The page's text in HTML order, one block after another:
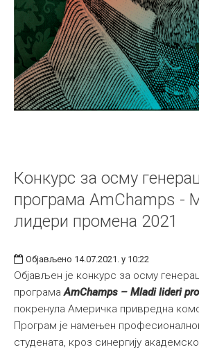
Конкурс за осму
програма AmChamps -
лидери промена 2021
Објављено 14.07.2021. у 10:22
Објављен је конкурс за осму
програмаAmChamps – Mladi lideri
покренула Америчка привредна
Програм је намењен
студената, кроз синергију